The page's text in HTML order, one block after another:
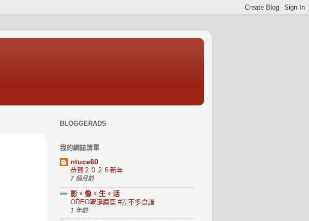
BLOGGERADS
我的網誌清單
ntuce60
恭賀２０２６新年
7 個月前
影。像。生。活
OREO聖誕麋鹿 #差不多食譜
1 年前